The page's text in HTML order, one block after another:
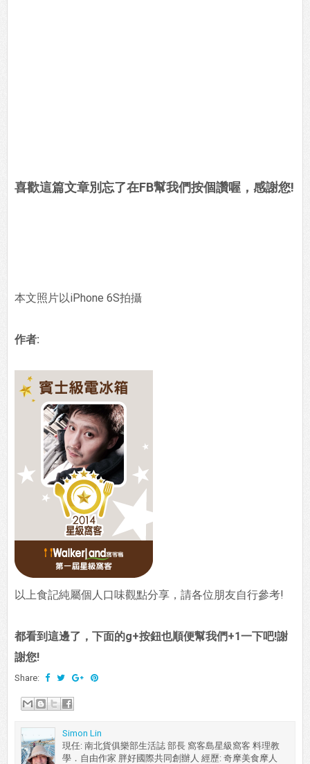
喜歡這篇文章別忘了在FB幫我們按個讚喔，感謝您!
本文照片以iPhone 6S拍攝
作者:
以上食記純屬個人口味觀點分享，請各位朋友自行參考!
都看到這邊了，下面的g+按鈕也順便幫我們+1一下吧!謝
謝您!
Share:
Simon Lin
現任: 南北貨俱樂部生活誌 部長 窩客島星級窩客 料理教
學．自由作家 胖好國際共同創辦人 經歷: 奇摩美食摩人